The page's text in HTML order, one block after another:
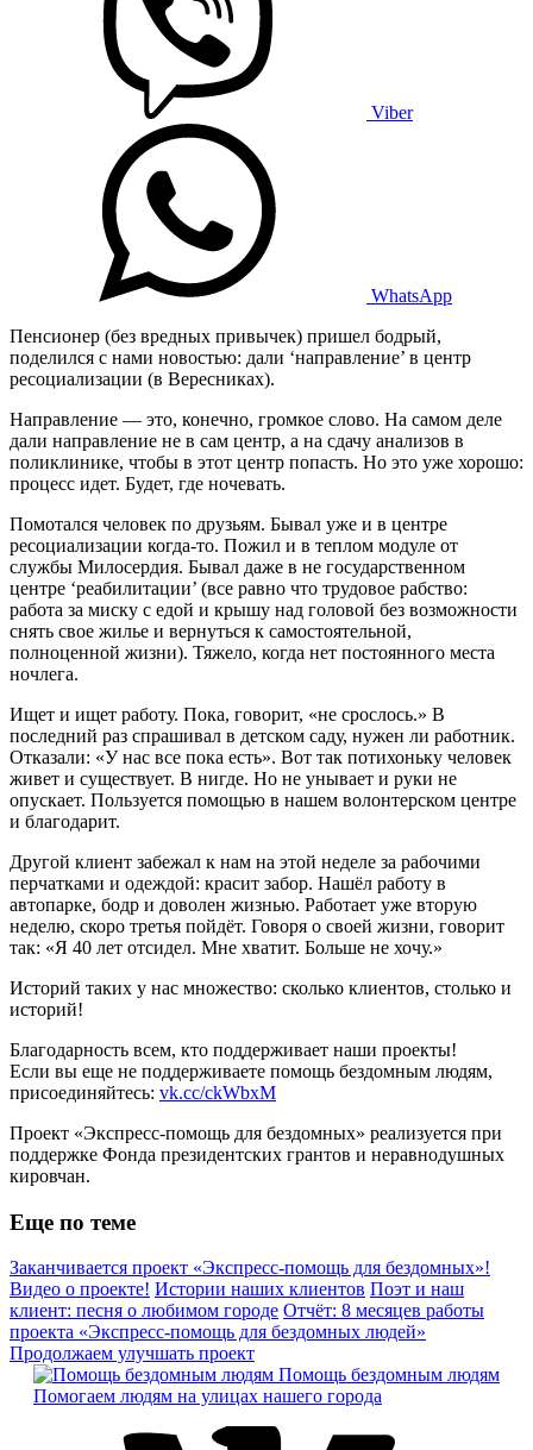
Viber
WhatsApp
Пенсионер (без вредных привычек) пришел бодрый,
поделился с нами новостью: дали ‘направление’ в центр
ресоциализации (в Вересниках).
Направление — это, конечно, громкое слово. На самом деле
дали направление не в сам центр, а на сдачу анализов в
поликлинике, чтобы в этот центр попасть. Но это уже хорошо:
процесс идет. Будет, где ночевать.
Помотался человек по друзьям. Бывал уже и в центре
ресоциализации когда-то. Пожил и в теплом модуле от
службы Милосердия. Бывал даже в не государственном
центре ‘реабилитации’ (все равно что трудовое рабство:
работа за миску с едой и крышу над головой без возможности
снять свое жилье и вернуться к самостоятельной,
полноценной жизни). Тяжело, когда нет постоянного места
ночлега.
Ищет и ищет работу. Пока, говорит, «не срослось.» В
последний раз спрашивал в детском саду, нужен ли работник.
Отказали: «У нас все пока есть». Вот так потихоньку человек
живет и существует. В нигде. Но не унывает и руки не
опускает. Пользуется помощью в нашем волонтерском центре
и благодарит.
Другой клиент забежал к нам на этой неделе за рабочими
перчатками и одеждой: красит забор. Нашёл работу в
автопарке, бодр и доволен жизнью. Работает уже вторую
неделю, скоро третья пойдёт. Говоря о своей жизни, говорит
так: «Я 40 лет отсидел. Мне хватит. Больше не хочу.»
Историй таких у нас множество: сколько клиентов, столько и
историй!
Благодарность всем, кто поддерживает наши проекты!
Если вы еще не поддерживаете помощь бездомным людям,
присоединяйтесь: vk.cc/ckWbxM
Проект «Экспресс-помощь для бездомных» реализуется при
поддержке Фонда президентских грантов и неравнодушных
кировчан.
Еще по теме
Заканчивается проект «Экспресс-помощь для бездомных»!
Видео о проекте! Истории наших клиентов Поэт и наш
клиент: песня о любимом городе Отчёт: 8 месяцев работы
проекта «Экспресс-помощь для бездомных людей»
Продолжаем улучшать проект
Помощь бездомным людям
Помогаем людям на улицах нашего города